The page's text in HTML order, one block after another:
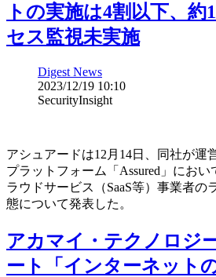
トの実施は4割以下、約
セス監視未実施
Digest News
2023/12/19 10:10
SecurityInsight
アシュアードは12月14日、同社が運
プラットフォーム「Assured」におい
ラウドサービス（SaaS等）事業者の
態について発表した。
アカマイ・テクノロジ
ート「インターネット